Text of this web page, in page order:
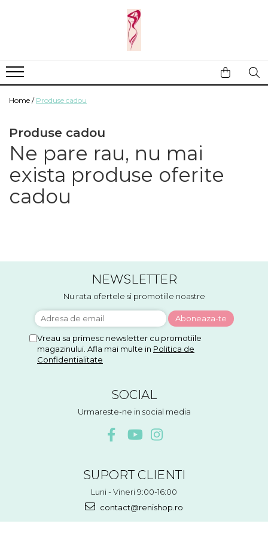
Baie
Copii si bebe
Leagane si scaune
Accesorii
Camping
Prim ajutor
Aparate de masaj
Ingrijirea parului
Ingrijirea unghiilor
Home / Produse cadou
Produse cadou
Ne pare rau, nu mai
exista produse oferite
cadou
NEWSLETTER
Nu rata ofertele si promotiile noastre
Vreau sa primesc newsletter cu promotiile
magazinului. Afla mai multe in Politica de
Confidentialitate
SOCIAL
Urmareste-ne in social media
SUPORT CLIENTI
Luni - Vineri 9:00-16:00
contact@renishop.ro